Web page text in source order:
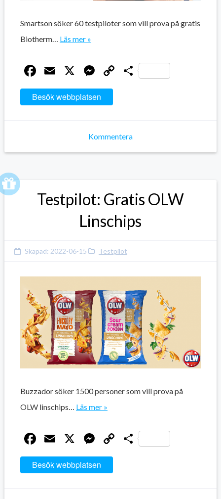
Smartson söker 60 testpiloter som vill prova på gratis
Biotherm… Läs mer »
Facebook
Email
X Messenger
CopyDela
Besök webbplatsen
Kommentera
Testpilot: Gratis OLW
Linschips
Skapad: 2022-06-15 Testpilot
Buzzador söker 1500 personer som vill prova på
OLW linschips… Läs mer »
Facebook
Email
X Messenger
CopyDela
Besök webbplatsen